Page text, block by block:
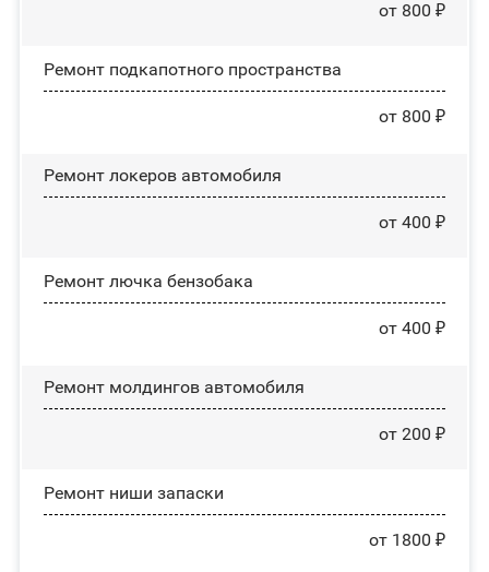
от 800 ₽
Ремонт подкапотного пространства
от 800 ₽
Ремонт лoĸepoв автомобиля
от 400 ₽
Ремонт лючка бензобака
от 400 ₽
Ремонт молдингов автомобиля
от 200 ₽
Ремонт ниши запаски
от 1800 ₽